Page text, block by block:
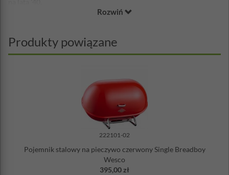
Otwory wentylacyjne z tyłu zapewniają optymalną cyrkulację
Single BreadBoy wyprodukowany został przez niemiecką firmę
Wesco, której historia sięga drugiej połowy XIX w. Pojemnik ten
Podstawa oraz uchwyt wykonany został z chromowanej rury
szerokość 34 cm
głębokość: 23 cm
Materiał:
obudowa: stal malowana proszkowo
rączka i podstawa: stal chromowana
Rozwiń
Produkty powiązane
222101-02
Pojemnik stalowy na pieczywo czerwony Single Breadboy
Wesco
395,00 zł